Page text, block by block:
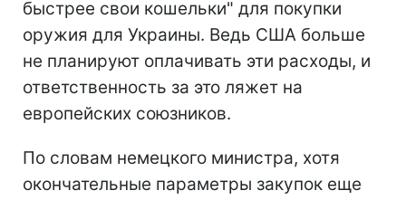
быстрее свои кошельки" для покупки
оружия для Украины. Ведь США больше
не планируют оплачивать эти расходы, и
ответственность за это ляжет на
европейских союзников.
По словам немецкого министра, хотя
окончательные параметры закупок еще